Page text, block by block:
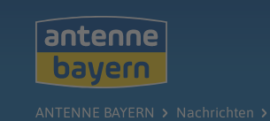
ANTENNE BAYERN Nachrichten